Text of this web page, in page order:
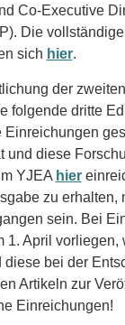
Co-Executive
Die
sich hier.
der
folgende dritte
Einreichungen
und diese
YJEA hier
zu erhalten,
sein. Bei
1. April
diese bei der
Artikeln zur
Einreichungen!